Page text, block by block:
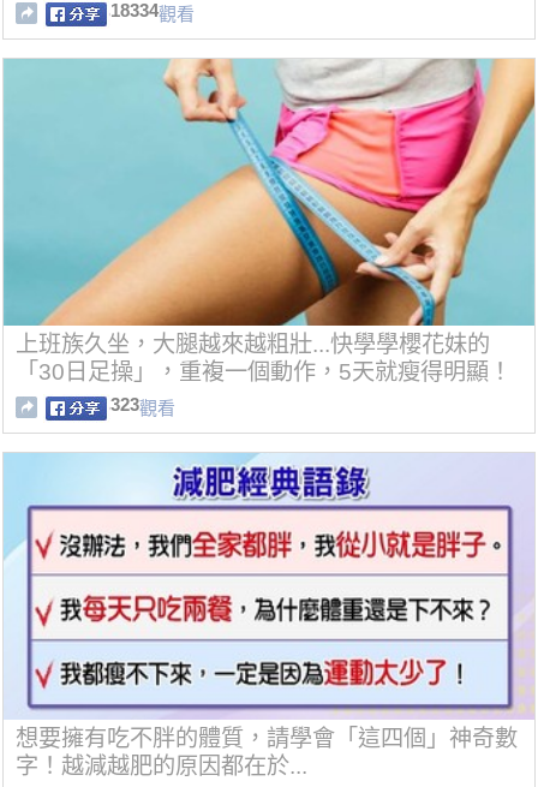
18334觀看
上班族久坐，大腿越來越粗壯...快學學櫻花妹的
「30日足操」，重複一個動作，5天就瘦得明顯！
323觀看
想要擁有吃不胖的體質，請學會「這四個」神奇數
字！越減越肥的原因都在於...